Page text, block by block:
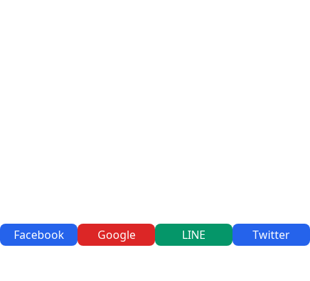
Facebook Google LINE Twitter